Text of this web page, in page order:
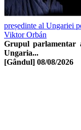
președinte al Ungariei
Viktor Orbán
Grupul parlamentar
Ungaria...
[Gândul] 08/08/2026